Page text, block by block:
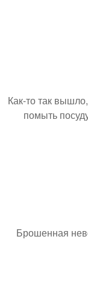
Как-то так
помыть
Брошенная